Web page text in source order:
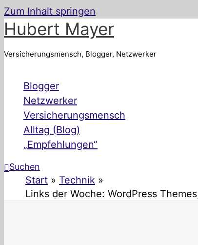
Zum Inhalt springen
Hubert Mayer
Versicherungsmensch, Blogger, Netzwerker
Blogger
Netzwerker
Versicherungsmensch
Alltag (Blog)
„Empfehlungen“
Suchen
Start
Technik
Links der Woche: WordPress